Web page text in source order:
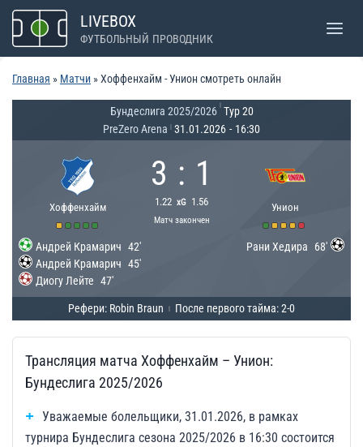
Перейти
содержимому
LIVEBOX
ФУТБОЛЬНЫЙ ПРОВОДНИК
Главная » Матчи »Хоффенхайм - Унион смотреть онлайн
Бундеслига 2025/2026 Тур 20
PreZero Arena 31.01.2026 - 16:30
Хоффенхайм
3 : 1
1.22 xG 1.56
Матч закончен
Унион
Андрей Крамарич 42'
Андрей Крамарич 45'
Диогу Лейте 47'
Рани Хедира 68'
Рефери: Robin Braun После первого тайма: 2-0
Трансляция матча Хоффенхайм – Унион:
Бундеслига 2025/2026
Уважаемые болельщики, 31.01.2026, в рамках
турнира Бундеслига сезона 2025/2026 в 16:30 состоится